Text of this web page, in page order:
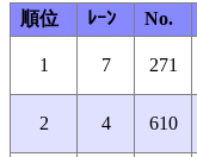
順位 ﾚｰﾝ No.
1 7 271
2 4 610